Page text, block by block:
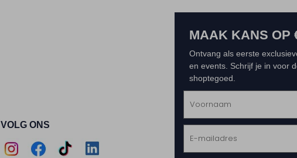
VOLG ONS
MAAK KANS OP
Ontvang als eerste
en events. Schrijf je in voor
shoptegoed.